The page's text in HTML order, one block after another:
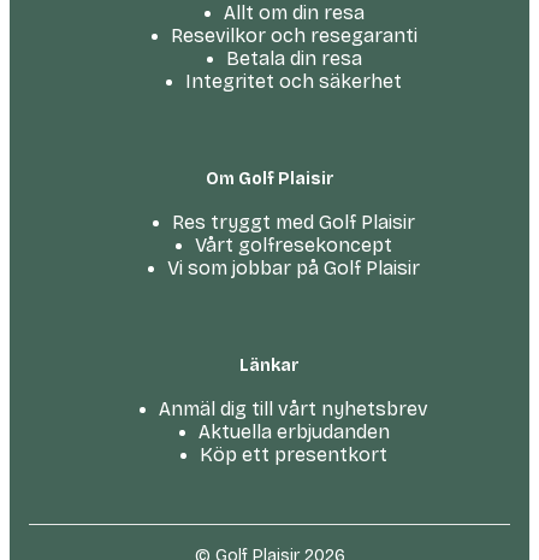
Allt om din resa
Resevilkor och resegaranti
Betala din resa
Integritet och säkerhet
Om Golf Plaisir
Res tryggt med Golf Plaisir
Vårt golfresekoncept
Vi som jobbar på Golf Plaisir
Länkar
Anmäl dig till vårt nyhetsbrev
Aktuella erbjudanden
Köp ett presentkort
© Golf Plaisir 2026